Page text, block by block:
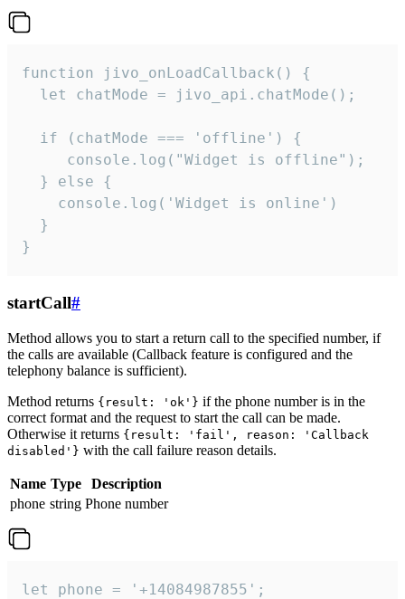
function jivo_onLoadCallback() {
  let chatMode = jivo_api.chatMode();
  if (chatMode === 'offline') {
     console.log("Widget is offline");
  } else {
    console.log('Widget is online')
  }
}
startCall#
Method allows you to start a return call to the specified number, if
the calls are available (Callback feature is configured and the
telephony balance is sufficient).
Method returns {result: 'ok'} if the phone number is in the
correct format and the request to start the call can be made.
Otherwise it returns {result: 'fail', reason: 'Callback
disabled'} with the call failure reason details.
Name Type
Description
phone string Phone number
let phone = '+14084987855';